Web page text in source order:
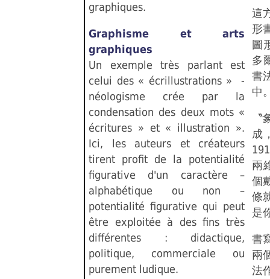
graphiques.
Graphisme et arts
graphiques
Un exemple très parlant est
celui des « écrillustrations » -
néologisme crée par la
condensation des deux mots «
écritures » et « illustration ».
Ici, les auteurs et créateurs
tirent profit de la potentialité
figurative d'un caractère –
alphabétique ou non –
potentialité figurative qui peut
être exploitée à des fins très
différentes : didactique,
politique, commerciale ou
purement ludique.
這
形
圖
多
書
中
成
兩
個
條
是
書
兩
法